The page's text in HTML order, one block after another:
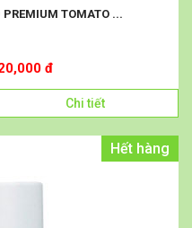
TOMATO ...
đ
Chi tiết
Hết hàng